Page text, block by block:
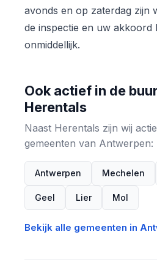
avonds en op zaterdag zijn
de inspectie en uw akkoord
onmiddellijk.
Ook actief in de
Herentals
Naast Herentals zijn wij
gemeenten van Antwerpen:
Antwerpen Mechelen
Geel Lier Mol
Bekijk alle gemeenten in